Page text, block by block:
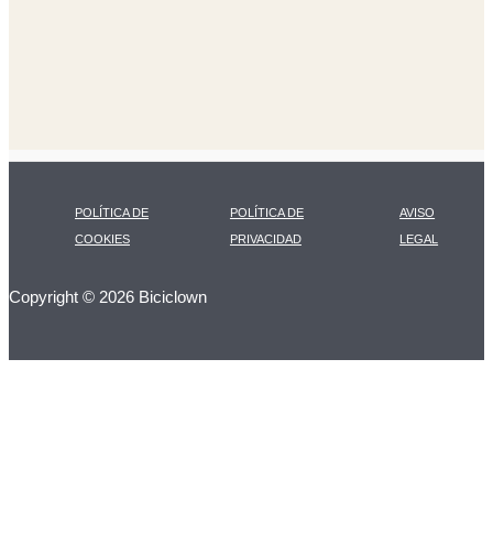
POLÍTICA DE
COOKIES
POLÍTICA DE
PRIVACIDAD
AVISO
LEGAL
Copyright © 2026 Biciclown